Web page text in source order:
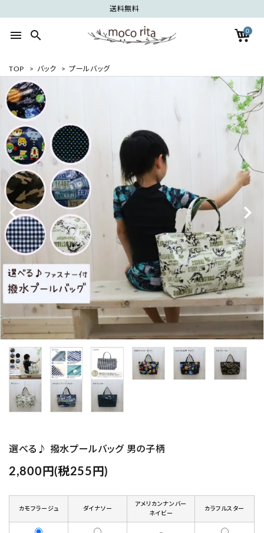
送料無料
menu search 0
search
ACCOUNT MENU
ようこそ ゲスト 様
meeting_room ログイン 新規会員登録
カテゴリーから探す
グループから探す
ご利用ガイド
プライバシーポリシー
特定商取引法について
お問い合わせ
Instagram
TOP > バック > プールバッグ
選べる♪ 撥水プールバッグ 男の子柄
2,800円(税255円)
カモフラージュ ダイナソー
アメリカンナンバー
ネイビー
カラフルスター